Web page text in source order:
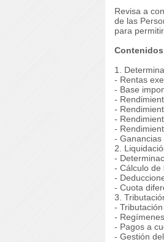
Revisa a
de las
para
1.
- Rentas
- Base
-
-
-
-
-
2.
-
- Cálculo de
-
- Cuota
3.
-
-
- Pagos a
- Gestión